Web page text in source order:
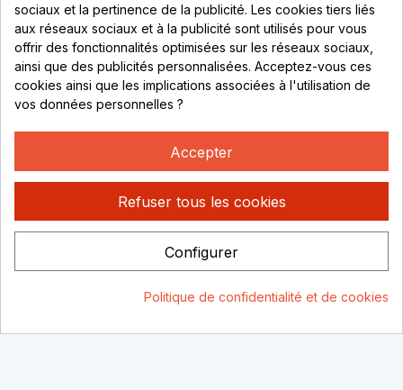
Lundi au vendredi :
8h - 16h
uniquement sur Rendez-vous
CONTACT
04 78 37 00 68
contact@rhonephilatelie.fr
Un site conçu par :
sociaux et la pertinence de la publicité. Les cookies tiers liés
aux réseaux sociaux et à la publicité sont utilisés pour vous
offrir des fonctionnalités optimisées sur les réseaux sociaux,
ainsi que des publicités personnalisées. Acceptez-vous ces
cookies ainsi que les implications associées à l'utilisation de
vos données personnelles ?
Accepter
Refuser tous les cookies
Configurer
Politique de confidentialité et de cookies